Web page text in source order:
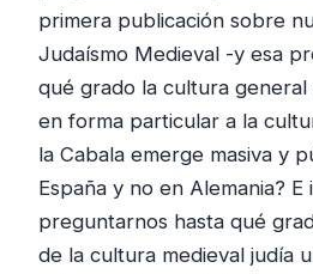
primera publicación sobre
Judaísmo Medieval -y esa
qué grado la cultura general
en forma particular a la
la Cabala emerge masiva y
España y no en Alemania?
preguntarnos hasta qué
de la cultura medieval judía